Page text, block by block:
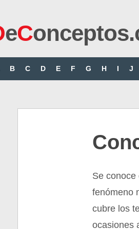
eC
B C D E F G H I J
Se conoce
fenómeno
cubre los
ocasiones